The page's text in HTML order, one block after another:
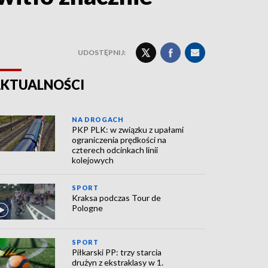
UDOSTĘPNIJ:
NA DROGACH
PKP PLK: w związku z upałami
ograniczenia prędkości na
czterech odcinkach linii
kolejowych
SPORT
Kraksa podczas Tour de
Pologne
SPORT
Piłkarski PP: trzy starcia
drużyn z ekstraklasy w 1.